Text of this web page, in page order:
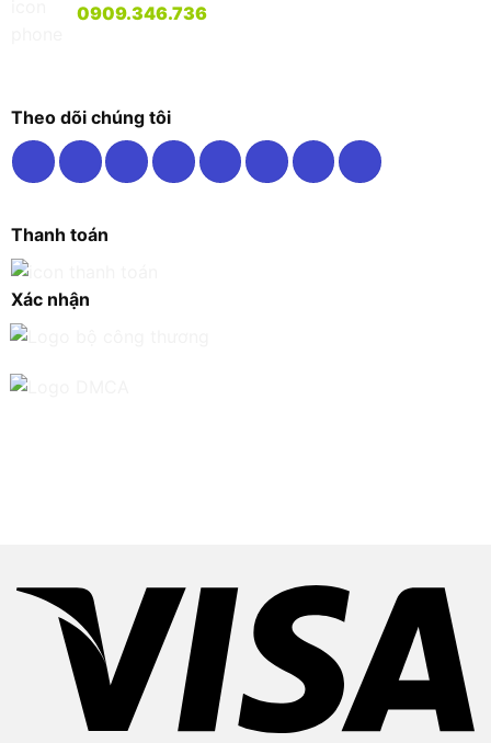
0909.346.736
Theo dõi chúng tôi
Thanh toán
Xác nhận